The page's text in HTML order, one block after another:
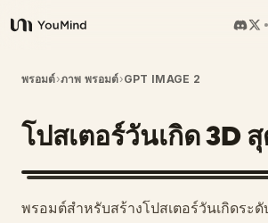
YouMind
ภาพรวม
กรณีการใช้งาน
พรอมต์›ภาพ พรอมต์›GPT IMAGE 2
โปสเตอร์วันเกิด 3D
พรอมต์สำหรับสร้างโปสเตอร์วันเกิดระ